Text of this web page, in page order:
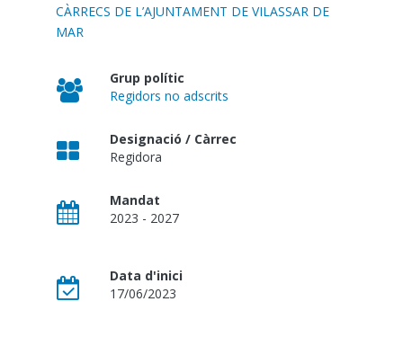
CÀRRECS DE L’AJUNTAMENT DE VILASSAR DE
MAR
Grup polític
Regidors no adscrits
Designació / Càrrec
Regidora
Mandat
2023 - 2027
Data d'inici
17/06/2023